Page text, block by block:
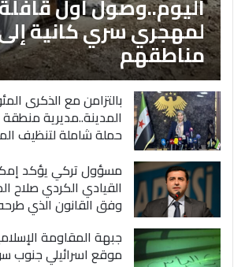
لمهجري سري كانية
مناطقهم
بالتزامن مع الذكرى
المدينة..مديرية
حملة شاملة لتنظيف
مسؤول تركي يؤكد
القيادي الكردي صلاح
وفق القانون الذي
جبهة المقاومة
موقع اسرائيلي جنوب